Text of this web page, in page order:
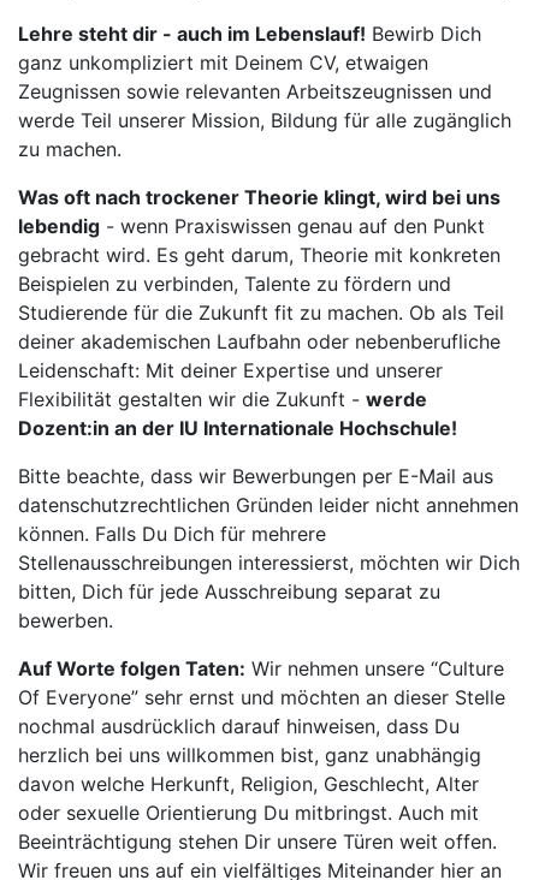
Lehre steht dir - auch im Lebenslauf! Bewirb Dich
ganz unkompliziert mit Deinem CV, etwaigen
Zeugnissen sowie relevanten Arbeitszeugnissen und
werde Teil unserer Mission, Bildung für alle zugänglich
zu machen.
Was oft nach trockener Theorie klingt, wird bei uns
lebendig - wenn Praxiswissen genau auf den Punkt
gebracht wird. Es geht darum, Theorie mit konkreten
Beispielen zu verbinden, Talente zu fördern und
Studierende für die Zukunft fit zu machen. Ob als Teil
deiner akademischen Laufbahn oder nebenberufliche
Leidenschaft: Mit deiner Expertise und unserer
Flexibilität gestalten wir die Zukunft - werde
Dozent:in an der IU Internationale Hochschule!
Bitte beachte, dass wir Bewerbungen per E-Mail aus
datenschutzrechtlichen Gründen leider nicht annehmen
können. Falls Du Dich für mehrere
Stellenausschreibungen interessierst, möchten wir Dich
bitten, Dich für jede Ausschreibung separat zu
bewerben.
Auf Worte folgen Taten: Wir nehmen unsere “Culture
Of Everyone” sehr ernst und möchten an dieser Stelle
nochmal ausdrücklich darauf hinweisen, dass Du
herzlich bei uns willkommen bist, ganz unabhängig
davon welche Herkunft, Religion, Geschlecht, Alter
oder sexuelle Orientierung Du mitbringst. Auch mit
Beeinträchtigung stehen Dir unsere Türen weit offen.
Wir freuen uns auf ein vielfältiges Miteinander hier an